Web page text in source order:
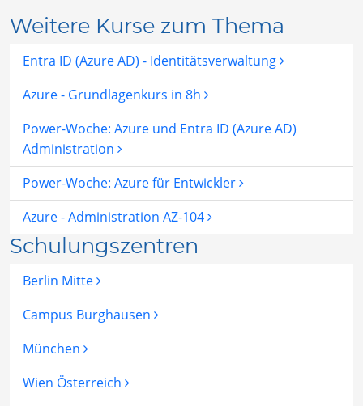
Weitere Kurse zum Thema
Entra ID (Azure AD) - Identitätsverwaltung
Azure - Grundlagenkurs in 8h
Power-Woche: Azure und Entra ID (Azure AD)
Administration
Power-Woche: Azure für Entwickler
Azure - Administration AZ-104
Schulungszentren
Berlin Mitte
Campus Burghausen
München
Wien Österreich